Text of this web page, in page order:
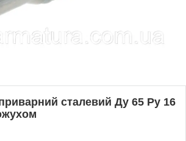
сталевий Ду 65 Ру 16